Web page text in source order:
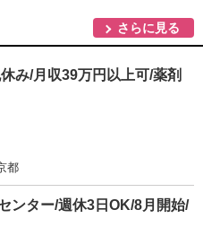
さらに見る
み/月収39万円以上可/薬剤
都
ンター/週休3日OK/8月開始/